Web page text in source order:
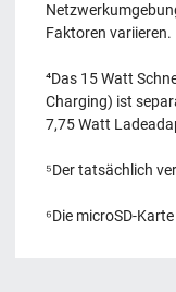
Faktoren variieren.
⁴Das 15 Watt
Charging) ist
7,75 Watt
⁵Der tatsächlich
⁶Die microSD-